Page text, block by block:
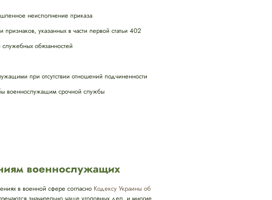
неисполнение приказа
указанных в части первой статьи 402
обязанностей
при отсутствии отношений подчиненности
военнослужащим срочной службы
военнослужащих
в военной сфере согласно Кодексу Украины об